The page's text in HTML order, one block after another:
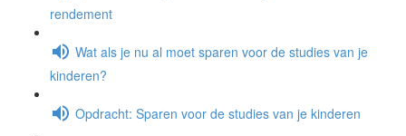
rendement
Wat als je nu al moet sparen voor de studies van je
kinderen?
Opdracht: Sparen voor de studies van je kinderen